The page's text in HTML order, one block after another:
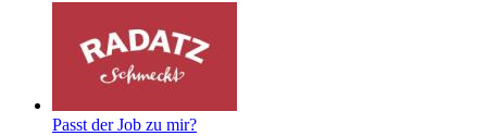
Passt der Job zu mir?